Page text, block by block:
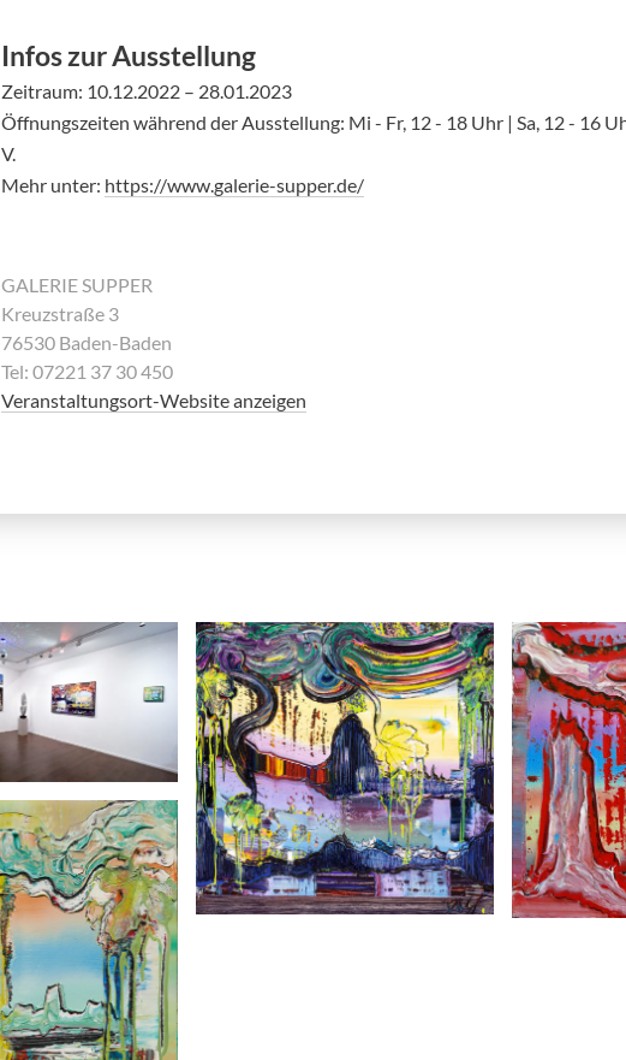
Infos zur Ausstellung
Zeitraum: 10.12.2022 – 28.01.2023
Öffnungszeiten während der Ausstellung: Mi - Fr, 12 - 18 Uhr | Sa, 12 - 16
V.
Mehr unter: https://www.galerie-supper.de/
GALERIE SUPPER
Kreuzstraße 3
76530 Baden-Baden
Tel: 07221 37 30 450
Veranstaltungsort-Website anzeigen